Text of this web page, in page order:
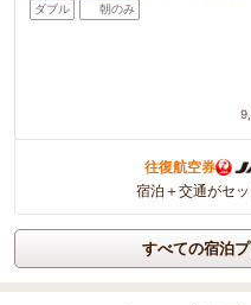
ダブル 朝のみ
往復航空券
宿泊＋交通がセ
すべての宿泊プ